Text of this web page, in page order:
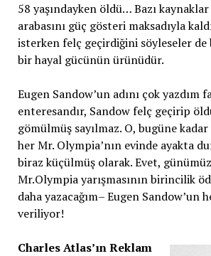
58 yaşındayken öldü… Bazı
arabasını güç gösteri maksadıyla
isterken felç geçirdiğini söyleseler
bir hayal gücünün ürünüdür.
Eugen Sandow’un adını çok yazdım
enteresandır, Sandow felç geçirip
gömülmüş sayılmaz. O, bugüne
her Mr. Olympia’nın evinde ayakta
biraz küçülmüş olarak. Evet,
Mr.Olympia yarışmasının birincilik
daha yazacağım– Eugen Sandow’un
veriliyor!
Charles Atlas’ın Reklam